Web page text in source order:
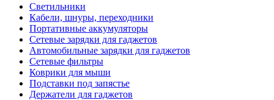
Светильники
Кабели, шнуры, переходники
Портативные аккумуляторы
Сетевые зарядки для гаджетов
Автомобильные зарядки для гаджетов
Сетевые фильтры
Коврики для мыши
Подставки под запястье
Держатели для гаджетов